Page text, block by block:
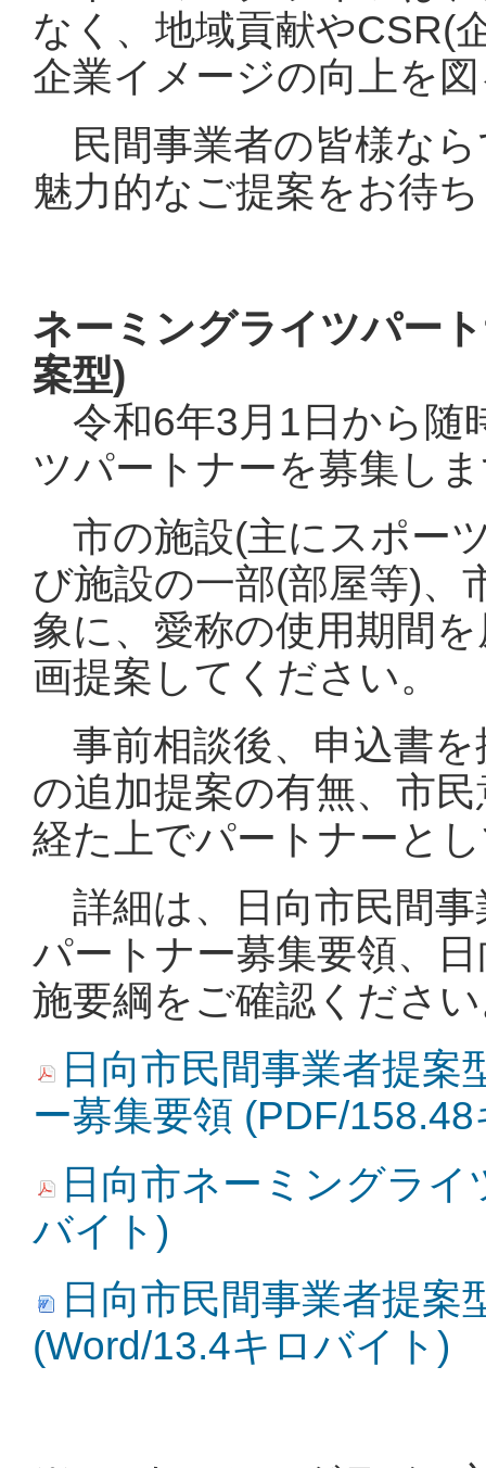
なく、地域貢献やCSR(
企業イメージの向上を
民間事業者の皆様な
魅力的なご提案をお待
ネーミングライツパー
案型)
令和6年3月1日から随
ツパートナーを募集し
市の施設(主にスポー
び施設の一部(部屋等)、
象に、愛称の使用期間
画提案してください。
事前相談後、申込書
の追加提案の有無、市
経た上でパートナーと
詳細は、日向市民間
パートナー募集要領、
施要綱をご確認くださ
日向市民間事業者提
ー募集要領 (PDF/
日向市ネーミングラ
バイト)
日向市民間事業者提
(Word/13.4キロバイト)